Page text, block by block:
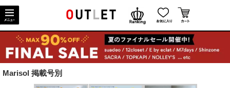
Marisol 掲載号別